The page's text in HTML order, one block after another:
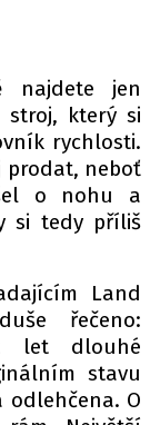
najdete jen
stroj, který si
rychlosti.
prodat, neboť
o nohu a
si tedy příliš
Land
řečeno:
let dlouhé
stavu
odlehčena. O